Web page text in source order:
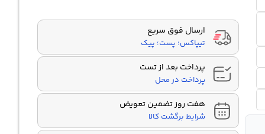
ارسال فوق سریع
تیپاکس؛ پست؛ پیک
پرداخت بعد از تست
پرداخت در محل
هفت روز تضمین تعویض
شرایط برگشت کالا